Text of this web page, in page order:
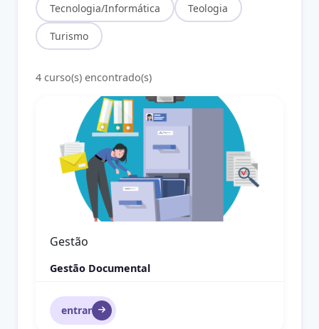
Tecnologia/Informática Teologia
Turismo
4 curso(s) encontrado(s)
Gestão Documental
Gestão
Gestão Documental
entrar